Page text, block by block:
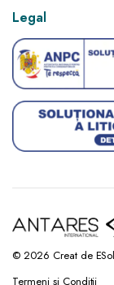
Legal
© 2026 Creat de
Termeni și Condiții